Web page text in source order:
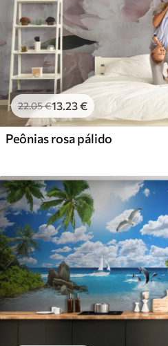
22.05€13.23€
Peônias rosa pálido